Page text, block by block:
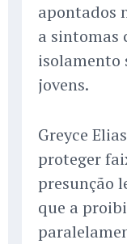
apontados
a sintomas
isolamento
jovens.
Greyce
proteger
presunção
que a